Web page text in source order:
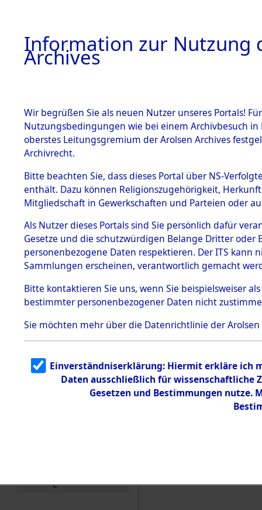
BESTÄNDE
1.
mente
5. Verschiedenes
5.3
Todesmärsche
5.3.1 Alliierte
Erhebungen
zu
Todesmärsch
en
5.3.2
g
5.3.3
Todesmärsch
e
Essen→
Information zur Nutzung
Archives
Wir begrüßen Sie als neuen Nutzer unseres Portals!
Nutzungsbedingungen wie bei einem Archivbesuch
oberstes Leitungsgremium der Arolsen Archives
Archivrecht.
Bitte beachten Sie, dass dieses Portal über NS-
enthält. Dazu können Religionszugehörigkeit,
Mitgliedschaft in Gewerkschaften und Parteien oder
Als Nutzer dieses Portals sind Sie persönlich dafür
Gesetze und die schutzwürdigen Belange Dritter
personenbezogene Daten respektieren. Der ITS
Sammlungen erscheinen, verantwortlich gemacht
Bitte kontaktieren Sie uns, wenn Sie beispielsweiser
bestimmter personenbezogener Daten nicht
Sie möchten mehr über die Datenrichtlinie der Arolsen
Einverständniserklärung: Hiermit erkläre ich
Daten ausschließlich für wissenschaftliche
Gesetzen und Bestimmungen nutze.